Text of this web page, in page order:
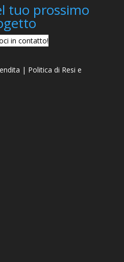
tuo prossimo
in contatto!
| Politica di Resi e